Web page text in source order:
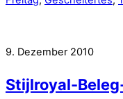
9. Dezember 2010
Stijlroyal-